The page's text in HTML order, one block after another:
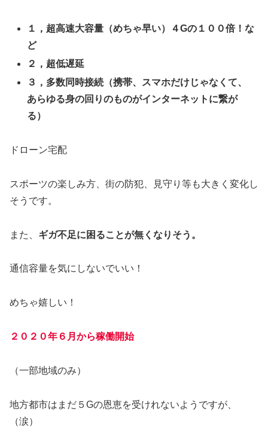
１，超高速大容量（めちゃ早い）４Gの１００倍！な
ど
２，超低遅延
３，多数同時接続（携帯、スマホだけじゃなくて、
あらゆる身の回りのものがインターネットに繋が
る）
ドローン宅配
スポーツの楽しみ方、街の防犯、見守り等も大きく変化し
そうです。
また、 ギガ不足に困ることが無くなりそう。
通信容量を気にしないでいい！
めちゃ嬉しい！
２０２０年６月から稼働開始
（一部地域のみ）
地方都市はまだ５Gの恩恵を受けれないようですが、
（涙）